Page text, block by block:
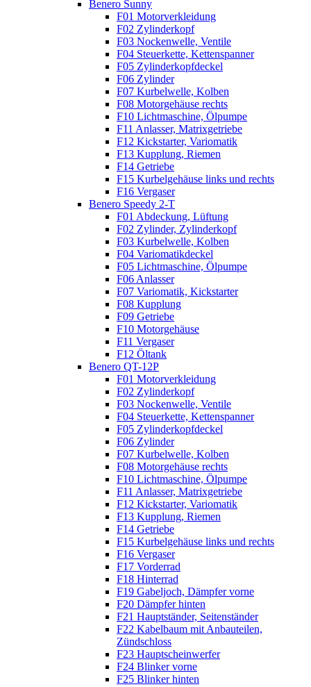
Benero Sunny
F01 Motorverkleidung
F02 Zylinderkopf
F03 Nockenwelle, Ventile
F04 Steuerkette, Kettenspanner
F05 Zylinderkopfdeckel
F06 Zylinder
F07 Kurbelwelle, Kolben
F08 Motorgehäuse rechts
F10 Lichtmaschine, Ölpumpe
F11 Anlasser, Matrixgetriebe
F12 Kickstarter, Variomatik
F13 Kupplung, Riemen
F14 Getriebe
F15 Kurbelgehäuse links und rechts
F16 Vergaser
Benero Speedy 2-T
F01 Abdeckung, Lüftung
F02 Zylinder, Zylinderkopf
F03 Kurbelwelle, Kolben
F04 Variomatikdeckel
F05 Lichtmaschine, Ölpumpe
F06 Anlasser
F07 Variomatik, Kickstarter
F08 Kupplung
F09 Getriebe
F10 Motorgehäuse
F11 Vergaser
F12 Öltank
Benero QT-12P
F01 Motorverkleidung
F02 Zylinderkopf
F03 Nockenwelle, Ventile
F04 Steuerkette, Kettenspanner
F05 Zylinderkopfdeckel
F06 Zylinder
F07 Kurbelwelle, Kolben
F08 Motorgehäuse rechts
F10 Lichtmaschine, Ölpumpe
F11 Anlasser, Matrixgetriebe
F12 Kickstarter, Variomatik
F13 Kupplung, Riemen
F14 Getriebe
F15 Kurbelgehäuse links und rechts
F16 Vergaser
F17 Vorderrad
F18 Hinterrad
F19 Gabeljoch, Dämpfer vorne
F20 Dämpfer hinten
F21 Hauptständer, Seitenständer
F22 Kabelbaum mit Anbauteilen,
Zündschloss
F23 Hauptscheinwerfer
F24 Blinker vorne
F25 Blinker hinten